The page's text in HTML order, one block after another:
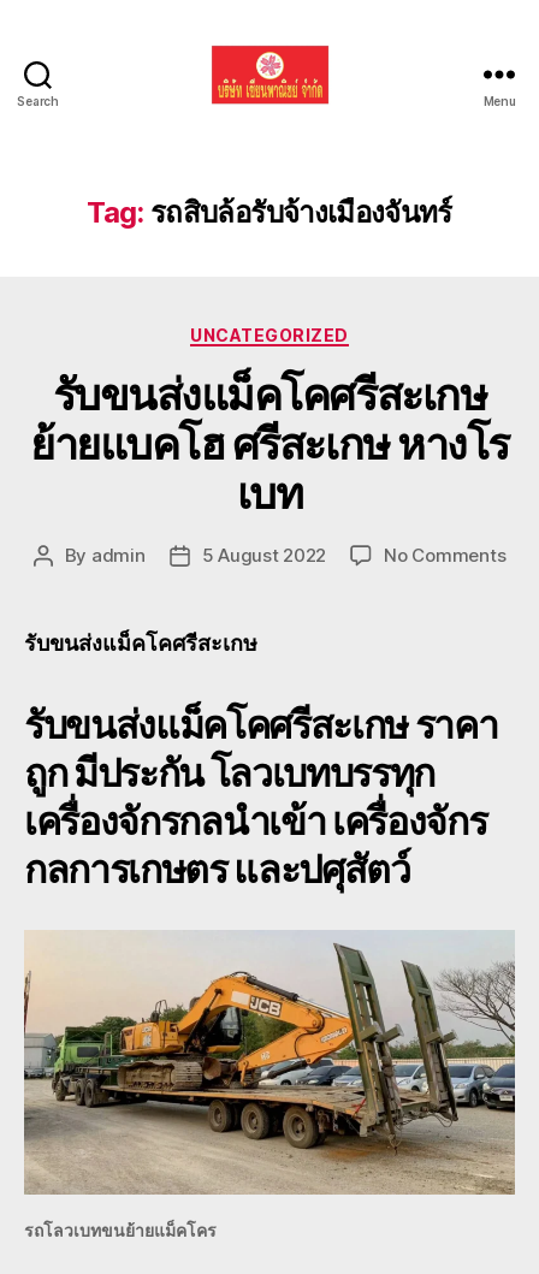
Search
รถ
แบค
Menu
Tag: รถสิบล้อรับจ้างเมืองจันทร์
Categories
UNCATEGORIZED
รับขนส่งแม็คโคศรีสะเกษ
ย้ายแบคโฮ ศรีสะเกษ หางโร
เบท
Post
By admin
Post5 August 2022 No Commentson
รับขนส่งแม็คโคศรีสะเกษ
รับขนส่งแม็คโคศรีสะเกษราคา
ถูก มีประกัน โลวเบทบรรทุก
เครื่องจักรกลนำเข้า เครื่องจักร
กลการเกษตร และปศุสัตว์
รถโลวเบทขนย้ายแม็คโคร